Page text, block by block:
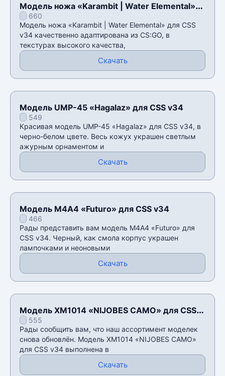
Модель ножа «Karambit | Water Elemental»
для CSS v34
660
Модель ножа «Karambit | Water Elemental» для CSS
v34 качественно адаптирована из CS:GO, в
текстурах высокого качества,
Скачать
Модель UMP-45 «Hagalaz» для CSS v34
549
Красивая модель UMP-45 «Hagalaz» для CSS v34, в
черно-белом цвете. Весь кожух украшен светлым
ажурным орнаментом и
Скачать
Модель М4А4 «Futuro» для CSS v34
466
Рады представить вам модель М4А4 «Futuro» для
CSS v34. Черный, как смола корпус украшен
лампочками и неоновыми
Скачать
Модель XM1014 «NIJOBES CAMO» для CSS
v34555
Рады сообщить вам, что наш ассортимент моделек
снова обновлён. Модель XM1014 «NIJOBES CAMO»
для CSS v34 выполнена в
Скачать